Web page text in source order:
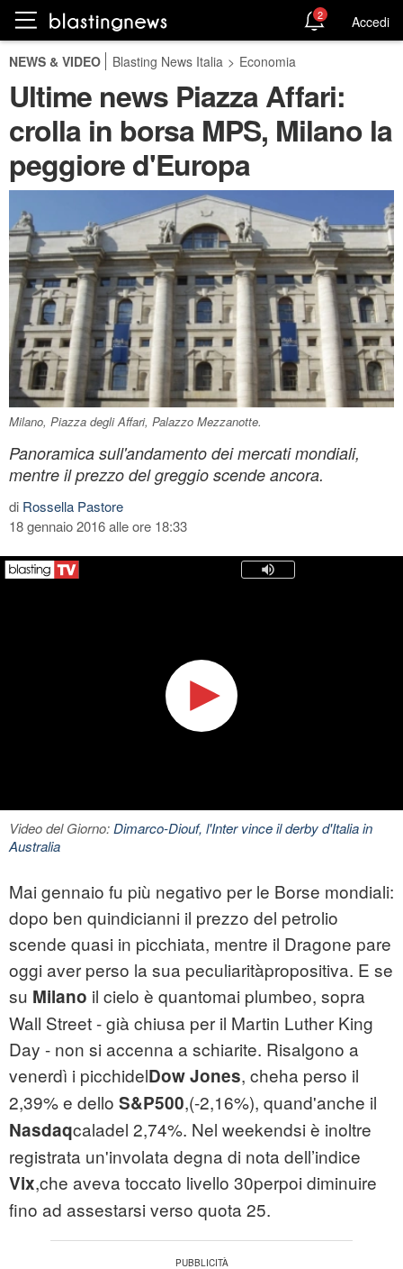
2 Accedi
NEWS & VIDEO Blasting News Italia > Economia
Ultime news Piazza Affari:
crolla in borsa MPS, Milano la
peggiore d'Europa
Milano, Piazza degli Affari, Palazzo Mezzanotte.
Panoramica sull'andamento dei mercati mondiali,
mentre il prezzo del greggio scende ancora.
di Rossella Pastore
18 gennaio 2016 alle ore 18:33
Video del Giorno:Dimarco-Diouf, l'Inter vince il derby d'Italia in
Australia
Mai gennaio fu più negativo per le Borse mondiali:
dopo ben quindicianni il prezzo del petrolio
scende quasi in picchiata, mentre il Dragone pare
oggi aver perso la sua peculiaritàpropositiva. E se
su Milano il cielo è quantomai plumbeo, sopra
Wall Street - già chiusa per il Martin Luther King
Day - non si accenna a schiarite. Risalgono a
venerdì i picchidelDow Jones, cheha perso il
2,39% e dello S&P500,(-2,16%), quand'anche il
Nasdaqcaladel 2,74%. Nel weekendsi è inoltre
registrata un'involata degna di nota dell’indice
Vix,che aveva toccato livello 30perpoi diminuire
fino ad assestarsi verso quota 25.